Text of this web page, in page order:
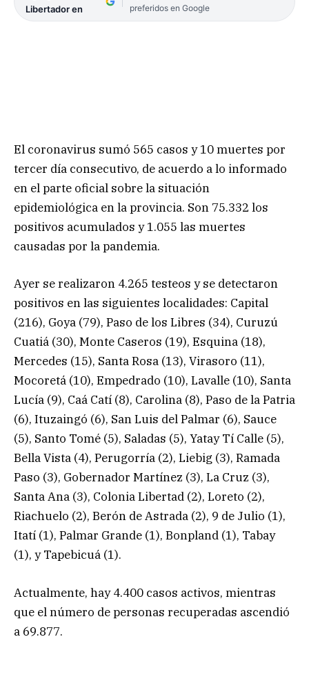
Libertador en
preferidos en Google
El coronavirus sumó 565 casos y 10 muertes por
tercer día consecutivo, de acuerdo a lo informado
en el parte oficial sobre la situación
epidemiológica en la provincia. Son 75.332 los
positivos acumulados y 1.055 las muertes
causadas por la pandemia.
Ayer se realizaron 4.265 testeos y se detectaron
positivos en las siguientes localidades: Capital
(216), Goya (79), Paso de los Libres (34), Curuzú
Cuatiá (30), Monte Caseros (19), Esquina (18),
Mercedes (15), Santa Rosa (13), Virasoro (11),
Mocoretá (10), Empedrado (10), Lavalle (10), Santa
Lucía (9), Caá Catí (8), Carolina (8), Paso de la Patria
(6), Ituzaingó (6), San Luis del Palmar (6), Sauce
(5), Santo Tomé (5), Saladas (5), Yatay Tí Calle (5),
Bella Vista (4), Perugorría (2), Liebig (3), Ramada
Paso (3), Gobernador Martínez (3), La Cruz (3),
Santa Ana (3), Colonia Libertad (2), Loreto (2),
Riachuelo (2), Berón de Astrada (2), 9 de Julio (1),
Itatí (1), Palmar Grande (1), Bonpland (1), Tabay
(1), y Tapebicuá (1).
Actualmente, hay 4.400 casos activos, mientras
que el número de personas recuperadas ascendió
a 69.877.